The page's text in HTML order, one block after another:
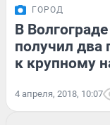
ГОРОД
В
получил два
к крупному
4 апреля, 2018, 10:07